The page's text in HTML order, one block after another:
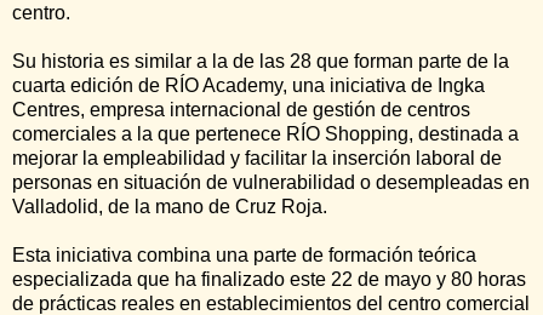
centro.
Su historia es similar a la de las 28 que forman parte de la
cuarta edición de RÍO Academy, una iniciativa de Ingka
Centres, empresa internacional de gestión de centros
comerciales a la que pertenece RÍO Shopping, destinada a
mejorar la empleabilidad y facilitar la inserción laboral de
personas en situación de vulnerabilidad o desempleadas en
Valladolid, de la mano de Cruz Roja.
Esta iniciativa combina una parte de formación teórica
especializada que ha finalizado este 22 de mayo y 80 horas
de prácticas reales en establecimientos del centro comercial